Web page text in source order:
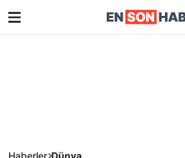
Haberler Dünya